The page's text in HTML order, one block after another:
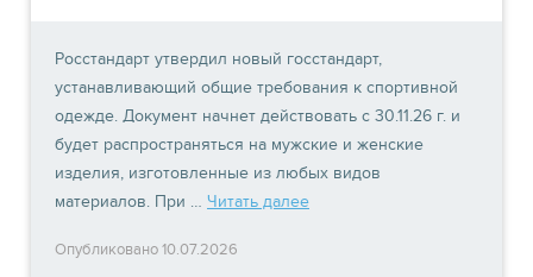
Росстандарт утвердил новый госстандарт,
устанавливающий общие требования к спортивной
одежде. Документ начнет действовать с 30.11.26 г. и
будет распространяться на мужские и женские
изделия, изготовленные из любых видов
материалов. При … Читать далее
Опубликовано 10.07.2026